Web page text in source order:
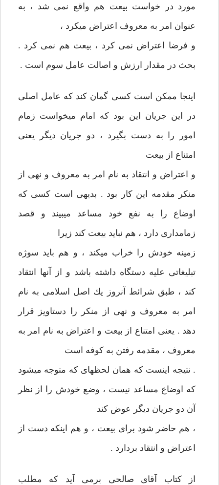
مورد در خواست بيعت هم واقع نمی شد ، به
عنوان امر به معروف اعتراض‏ می‏كرد ،
و فرضا اعتراض نمی كرد ، بيعت هم نمی كرد .
بحث در مقدار ارزش و اصالت عامل سوم است .
اينجا ممكن است كسی گمان كند كه عامل اصلی
در اين جريان اين بود كه‏ امام می‏خواست زمام
امور را به دست بگيرد ، دو جريان ديگر يعنی
امتناع‏ از بيعت
و اعتراض و انتقاد به نام امر به معروف و نهی از
منكر مقدمه‏ اين كار بود . بديهی است كسی كه
اوضاع را به نفع خود مساعد می‏بيند و قصد
زمامداری دارد ، هم نبايد بيعت كند زيرا
زمينه خودش را خراب می‏كند ، و هم بايد سوژه
تبليغاتی عليه دستگاه داشته باشد و از آنها انتقاد
كند ، طبق شرائط آنروز يك اصل اسلامی به نام
امر به معروف و نهی از منكر را دستاويز قرار
دهد . يعنی امتناع از بيعت و اعتراض به نام امر به
معروف‏ ، مقدمه رفتن به كوفه است
. نتيجه اينست كه همان لحظه‏ای كه متوجه می‏شود
كه اوضاع مساعد نيست ، وضع خودش را از نظر
آن دو جريان ديگر عوض كند
، هم حاضر شود برای بيعت ، و هم اينكه دست از
اعتراض و انتقاد بردارد .
از كتاب آقای صالحی برمی آيد كه مطلب